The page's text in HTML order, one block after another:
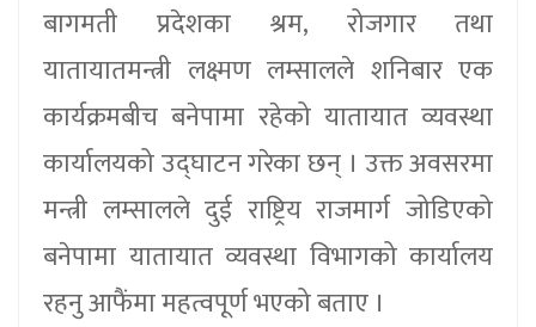
बागमती प्रदेशका श्रम, रोजगार तथा
यातायातमन्त्री लक्ष्मण लम्सालले शनिबार एक
कार्यक्रमबीच बनेपामा रहेको यातायात व्यवस्था
कार्यालयको उद्घाटन गरेका छन् । उक्त अवसरमा
मन्त्री लम्सालले दुई राष्ट्रिय राजमार्ग जोडिएको
बनेपामा यातायात व्यवस्था विभागको कार्यालय
रहनु आफैंमा महत्वपूर्ण भएको बताए ।